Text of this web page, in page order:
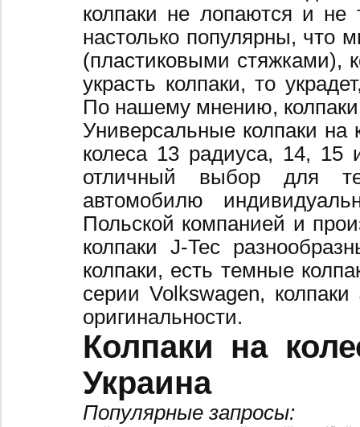
колпаки не лопаются и не
настолько популярны, что
(пластиковыми стяжками),
украсть колпаки, то
По нашему мнению,
Универсальные колпаки
колеса 13 радиуса, 14,
отличный выбор для
автомобилю
Польской компанией и
колпаки J-Tec
колпаки, есть темные
серии Volkswagen,
оригинальности.
Колпаки на
Украина
Популярные запросы: